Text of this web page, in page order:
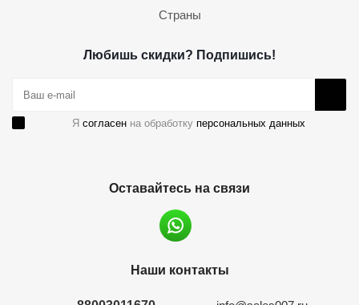
Страны
Любишь скидки? Подпишись!
Я согласен на обработку персональных данных
Оставайтесь на связи
Наши контакты